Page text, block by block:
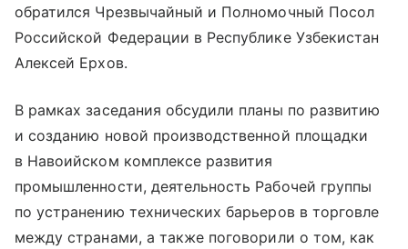
обратился Чрезвычайный и Полномочный Посол
Российской Федерации в Республике Узбекистан
Алексей Ерхов.
В рамках заседания обсудили планы по развитию
и созданию новой производственной площадки
в Навоийском комплексе развития
промышленности, деятельность Рабочей группы
по устранению технических барьеров в торговле
между странами, а также поговорили о том, как